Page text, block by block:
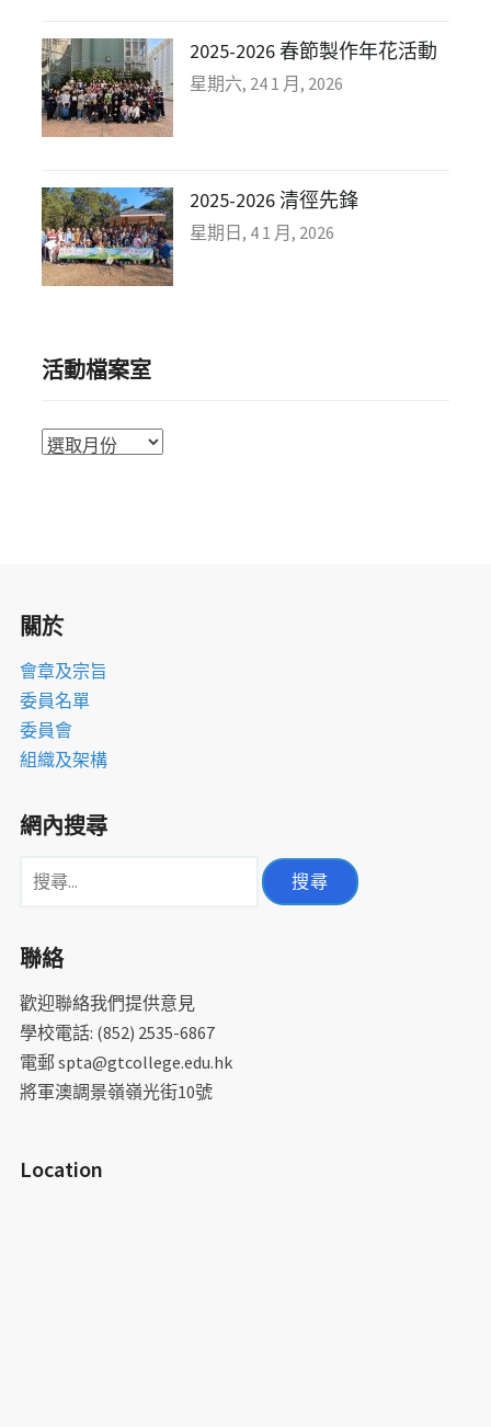
2025-2026 春節製作年花活動
星期六, 24 1 月, 2026
2025-2026 清徑先鋒
星期日, 4 1 月, 2026
活動檔案室
活
關於
會章及宗旨
委員名單
委員會
組織及架構
網內搜尋
搜
鍵
聯絡
歡迎聯絡我們提供意見
學校電話: (852) 2535-6867
電郵 spta@gtcollege.edu.hk
將軍澳調景嶺嶺光街10號
Location